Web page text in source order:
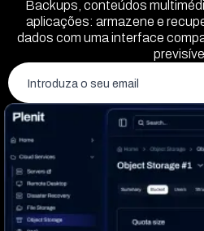
Aceder
Backups, conteúdos
aplicações: armazene e
dados com uma interface
previsível.
Elliot AI EM BREVE A IA da